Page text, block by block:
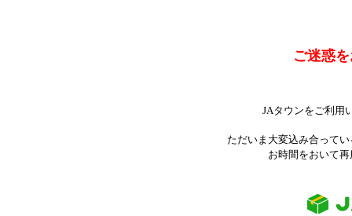
ご迷惑
JAタウンをご利用
ただいま大変込み合って
お時間をおいて